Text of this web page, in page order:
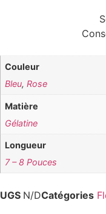
Couleur
Bleu,Rose
Matière
Gélatine
Longueur
7 – 8 Pouces
UGS N/DCatégories